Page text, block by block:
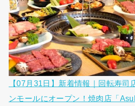
【07月31日】新着情報｜回転寿司
ンモールにオープン！焼肉店「